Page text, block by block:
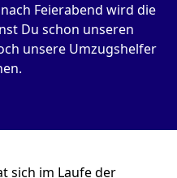
Feierabend wird die
Du schon unseren
unsere Umzugshelfer
sich im Laufe der